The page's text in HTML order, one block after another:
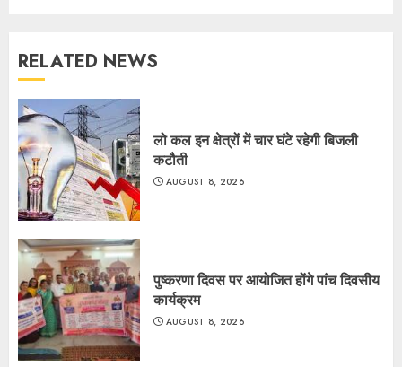
RELATED NEWS
लो कल इन क्षेत्रों में चार घंटे रहेगी बिजली
कटौती
AUGUST 8, 2026
पुष्करणा दिवस पर आयोजित होंगे पांच दिवसीय
कार्यक्रम
AUGUST 8, 2026